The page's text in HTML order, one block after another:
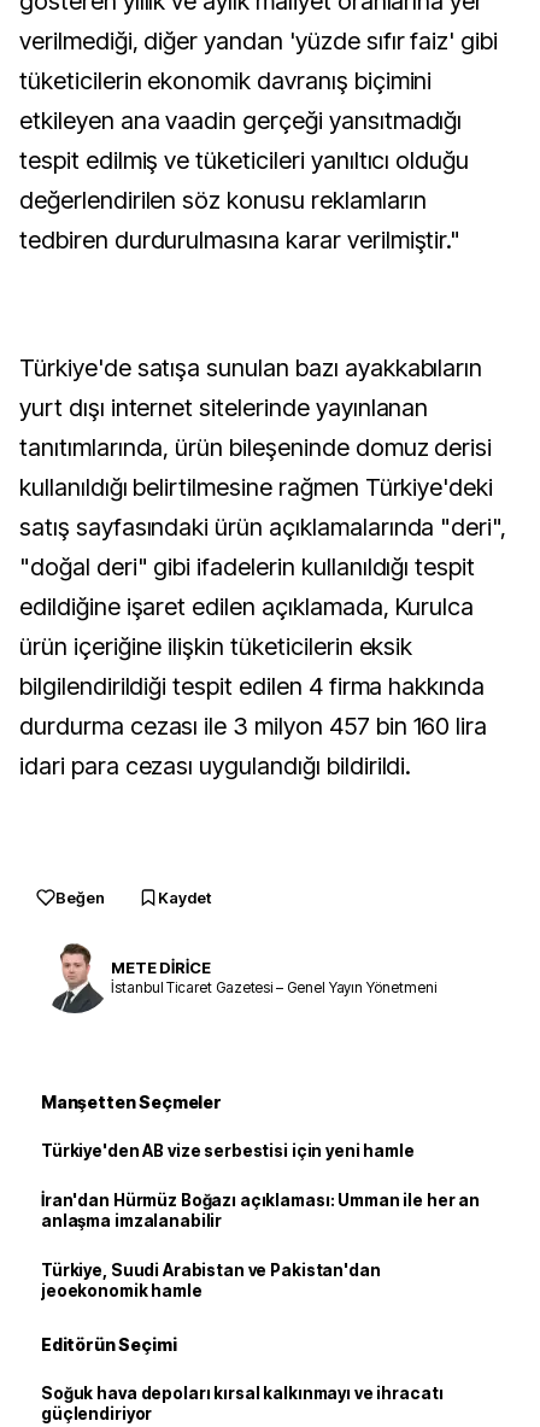
verilmediği, diğer yandan 'yüzde sıfır faiz' gibi
tüketicilerin ekonomik davranış biçimini
etkileyen ana vaadin gerçeği yansıtmadığı
tespit edilmiş ve tüketicileri yanıltıcı olduğu
değerlendirilen söz konusu reklamların
tedbiren durdurulmasına karar verilmiştir."
Türkiye'de satışa sunulan bazı ayakkabıların
yurt dışı internet sitelerinde yayınlanan
tanıtımlarında, ürün bileşeninde domuz derisi
kullanıldığı belirtilmesine rağmen Türkiye'deki
satış sayfasındaki ürün açıklamalarında "deri",
"doğal deri" gibi ifadelerin kullanıldığı tespit
edildiğine işaret edilen açıklamada, Kurulca
ürün içeriğine ilişkin tüketicilerin eksik
bilgilendirildiği tespit edilen 4 firma hakkında
durdurma cezası ile 3 milyon 457 bin 160 lira
idari para cezası uygulandığı bildirildi.
Beğen Kaydet
METE DİRİCE
İstanbul Ticaret Gazetesi – Genel Yayın Yönetmeni
Manşetten Seçmeler
Türkiye'den AB vize serbestisi için yeni hamle
İran'dan Hürmüz Boğazı açıklaması: Umman ile her an
anlaşma imzalanabilir
Türkiye, Suudi Arabistan ve Pakistan'dan
jeoekonomik hamle
Editörün Seçimi
Soğuk hava depoları kırsal kalkınmayı ve ihracatı
güçlendiriyor